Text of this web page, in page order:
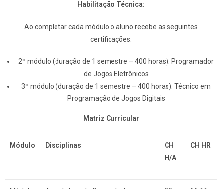
Habilitação Técnica:
Ao completar cada módulo o aluno recebe as seguintes
certificações:
2º módulo (duração de 1 semestre – 400 horas): Programador
de Jogos Eletrônicos
3º módulo (duração de 1 semestre – 400 horas): Técnico em
Programação de Jogos Digitais
Matriz Curricular
Módulo Disciplinas
CH
H/A
CH HR